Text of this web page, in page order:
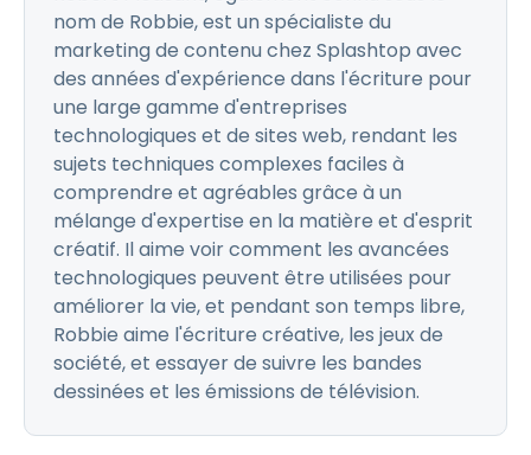
nom de Robbie, est un spécialiste du
marketing de contenu chez Splashtop avec
des années d'expérience dans l'écriture pour
une large gamme d'entreprises
technologiques et de sites web, rendant les
sujets techniques complexes faciles à
comprendre et agréables grâce à un
mélange d'expertise en la matière et d'esprit
créatif. Il aime voir comment les avancées
technologiques peuvent être utilisées pour
améliorer la vie, et pendant son temps libre,
Robbie aime l'écriture créative, les jeux de
société, et essayer de suivre les bandes
dessinées et les émissions de télévision.